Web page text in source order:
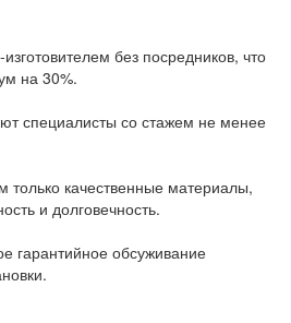
без посредников, что
на 30%.
специалисты со стажем не менее
качественные материалы,
и долговечность.
гарантийное обсуживание